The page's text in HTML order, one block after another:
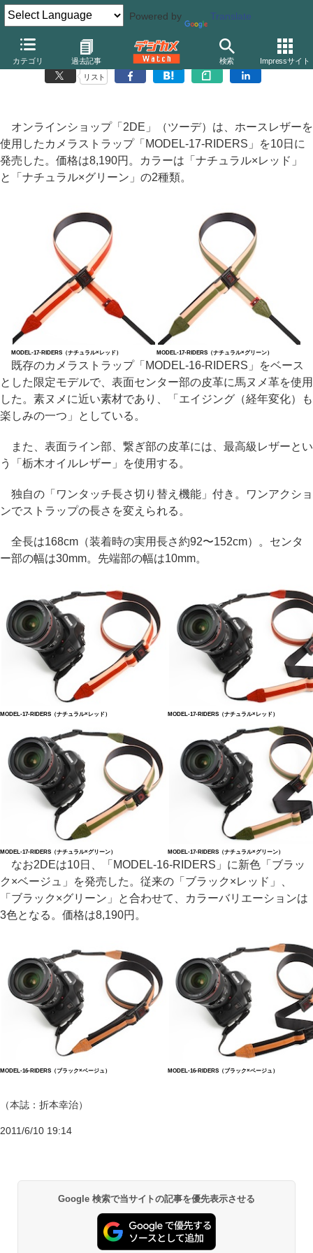
Powered by Translate
カテゴリ 過去記事 検索 Impressサイト
2DE、ホースレザーを使用したカメラストラップ
リスト
オンラインショップ「2DE」（ツーデ）は、ホースレザーを
使用したカメラストラップ「MODEL-17-RIDERS」を10日に
発売した。価格は8,190円。カラーは「ナチュラル×レッド」
と「ナチュラル×グリーン」の2種類。
MODEL-17-RIDERS（ナチュラル×レッド） MODEL-17-RIDERS（ナチュラル×グリーン）
既存のカメラストラップ「MODEL-16-RIDERS」をベース
とした限定モデルで、表面センター部の皮革に馬ヌメ革を使用
した。素ヌメに近い素材であり、「エイジング（経年変化）も
楽しみの一つ」としている。
また、表面ライン部、繋ぎ部の皮革には、最高級レザーとい
う「栃木オイルレザー」を使用する。
独自の「ワンタッチ長さ切り替え機能」付き。ワンアクショ
ンでストラップの長さを変えられる。
全長は168cm（装着時の実用長さ約92〜152cm）。センタ
ー部の幅は30mm。先端部の幅は10mm。
MODEL-17-RIDERS（ナチュラル×レッド） MODEL-17-RIDERS（ナチュラル×レッド）
MODEL-17-RIDERS（ナチュラル×グリーン） MODEL-17-RIDERS（ナチュラル×グリーン）
なお2DEは10日、「MODEL-16-RIDERS」に新色「ブラッ
ク×ベージュ」を発売した。従来の「ブラック×レッド」、
「ブラック×グリーン」と合わせて、カラーバリエーションは
3色となる。価格は8,190円。
MODEL-16-RIDERS（ブラック×ベージュ） MODEL-16-RIDERS（ブラック×ベージュ）
（本誌：折本幸治）
2011/6/10 19:14
Google 検索で当サイトの記事を優先表示させる